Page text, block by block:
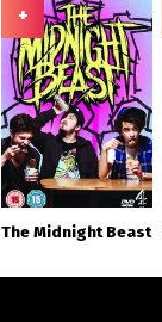
+
The Midnight Beast